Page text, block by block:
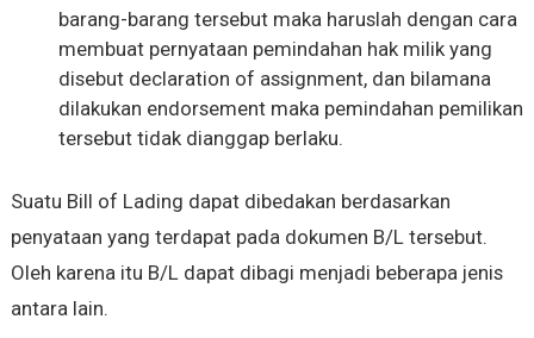
barang-barang tersebut maka haruslah dengan cara
membuat pernyataan pemindahan hak milik yang
disebut declaration of assignment, dan bilamana
dilakukan endorsement maka pemindahan pemilikan
tersebut tidak dianggap berlaku.
Suatu Bill of Lading dapat dibedakan berdasarkan
penyataan yang terdapat pada dokumen B/L tersebut.
Oleh karena itu B/L dapat dibagi menjadi beberapa jenis
antara lain.